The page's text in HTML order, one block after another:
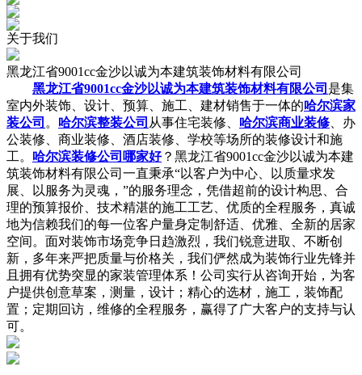
关于我们
黑龙江省9001cc金沙以诚为本建筑装饰材料有限公司
黑龙江省9001cc金沙以诚为本建筑装饰材料有限公司 是集
室内外装饰、设计、预算、施工、建材销售于一体的哈尔滨家
装公司 。 哈尔滨整装公司 从事住宅装修、 哈尔滨商业装修 、办
公装修、商业装修、酒店装修、学校等场所的装修设计和施
工。 哈尔滨装修公司哪家好？黑龙江省9001cc金沙以诚为本建
筑装饰材料有限公司一直秉承“以客户为中心、以质量求发
展、以服务为灵魂，”的服务理念，凭借超前的设计构思、合
理的预算报价、技术精湛的施工工艺、优质的全程服务，真诚
地为信赖我们的每一位客户量身定制舒适、优雅、全新的居家
空间。面对装饰市场竞争日趋激烈，我们锐意进取、不断创
新，多年来严把质量与价格关，我们俨然成为装饰行业先锋并
且拥有优势突显的家装管理体系！公司实行从咨询开始，为客
户提供创意草案，测量，设计；精心的选材，施工，装饰配
置；定期回访，维修的全程服务，赢得了广大客户的支持与认
可。